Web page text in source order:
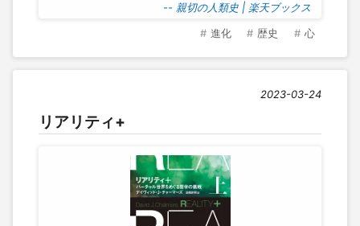
-- 親切の人類史 | 楽天ブックス
進化 歴史 心
2023-03-24
リアリティ+